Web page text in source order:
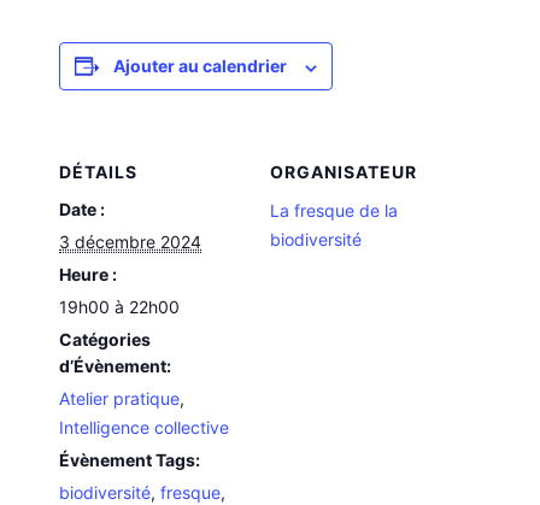
Ajouter au calendrier
DÉTAILS
Date :
3 décembre 2024
Heure :
19h00 à 22h00
Catégories
d’Évènement:
Atelier pratique,
Intelligence collective
Évènement Tags:
biodiversité,fresque,
ORGANISATEUR
La fresque de la
biodiversité